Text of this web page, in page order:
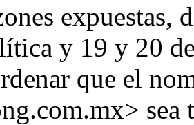
y 19 y 20
que el
sea